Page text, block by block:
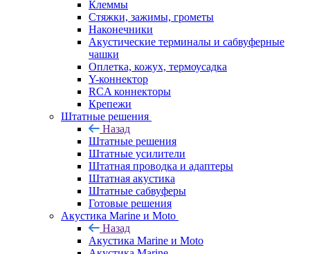
Клеммы
Стяжки, зажимы, грометы
Наконечники
Акустические терминалы и сабвуферные
чашки
Оплетка, кожух, термоусадка
Y-коннектор
RCA коннекторы
Крепежи
Штатные решения
Назад
Штатные решения
Штатные усилители
Штатная проводка и адаптеры
Штатная акустика
Штатные сабвуферы
Готовые решения
Акустика Marine и Moto
Назад
Акустика Marine и Moto